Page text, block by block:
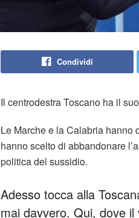
Condividi
Il centrodestra Toscano ha il
Le Marche e la Calabria hanno
hanno scelto di abbandonare
politica del sussidio.
Adesso tocca alla
mai davvero. Qui, dove